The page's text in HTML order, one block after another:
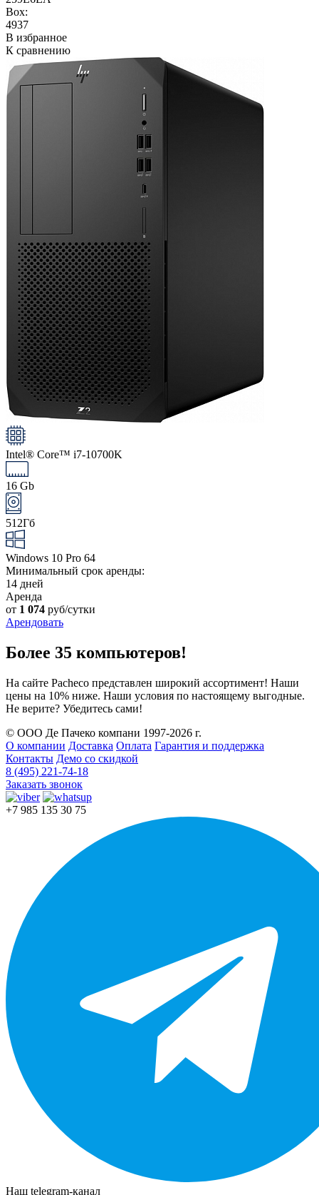
Box:
4937
В избранное
К сравнению
Intel® Core™ i7-10700K
16 Gb
512Гб
Windows 10 Pro 64
Минимальный срок аренды:
14 дней
Аренда
от 1 074 руб/сутки
Арендовать
Более 35 компьютеров!
На сайте Pacheco представлен широкий ассортимент! Наши
цены на 10% ниже. Наши условия по настоящему выгодные.
Не верите? Убедитесь сами!
© ООО Де Пачеко компани 1997-2026 г.
О компании Доставка Оплата Гарантия и поддержка
Контакты Демо со скидкой
8 (495) 221-74-18
Заказать звонок
+7 985 135 30 75
Наш telegram-канал